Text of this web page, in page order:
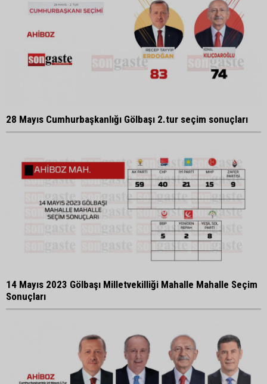
28 Mayıs Cumhurbaşkanlığı Gölbaşı 2.tur seçim sonuçları
14 Mayıs 2023 Gölbaşı Milletvekilliği Mahalle Mahalle Seçim
Sonuçları